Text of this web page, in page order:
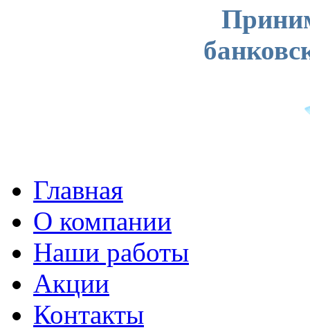
Главная
О компании
Наши работы
Акции
Контакты